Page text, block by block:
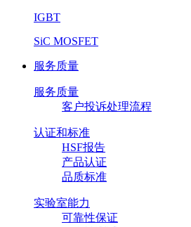
IGBT
SiC MOSFET
服务质量
服务质量
客户投诉处理流程
认证和标准
HSF报告
产品认证
品质标准
实验室能力
可靠性保证